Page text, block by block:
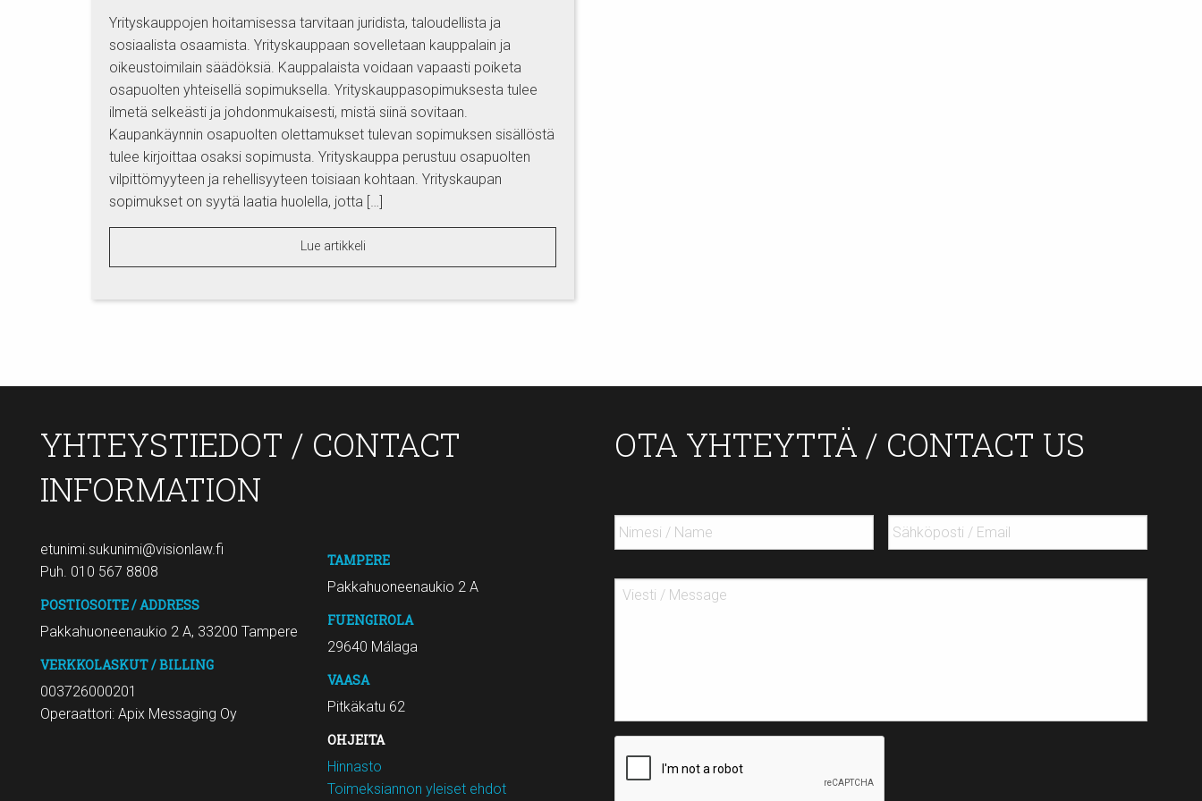
Yrityskauppojen hoitamisessa tarvitaan juridista, taloudellista ja
sosiaalista osaamista. Yrityskauppaan sovelletaan kauppalain ja
oikeustoimilain säädöksiä. Kauppalaista voidaan vapaasti poiketa
osapuolten yhteisellä sopimuksella. Yrityskauppasopimuksesta tulee
ilmetä selkeästi ja johdonmukaisesti, mistä siinä sovitaan.
Kaupankäynnin osapuolten olettamukset tulevan sopimuksen sisällöstä
tulee kirjoittaa osaksi sopimusta. Yrityskauppa perustuu osapuolten
vilpittömyyteen ja rehellisyyteen toisiaan kohtaan. Yrityskaupan
sopimukset on syytä laatia huolella, jotta […]
Lue artikkeli
YHTEYSTIEDOT / CONTACT
INFORMATION
etunimi.sukunimi@visionlaw.fi
Puh. 010 567 8808
POSTIOSOITE / ADDRESS
Pakkahuoneenaukio 2 A, 33200 Tampere
VERKKOLASKUT / BILLING
003726000201
Operaattori: Apix Messaging Oy
TAMPERE
Pakkahuoneenaukio 2 A
FUENGIROLA
29640 Málaga
VAASA
Pitkäkatu 62
OHJEITA
Hinnasto
Toimeksiannon yleiset ehdot
OTA YHTEYTTÄ / CONTACT US